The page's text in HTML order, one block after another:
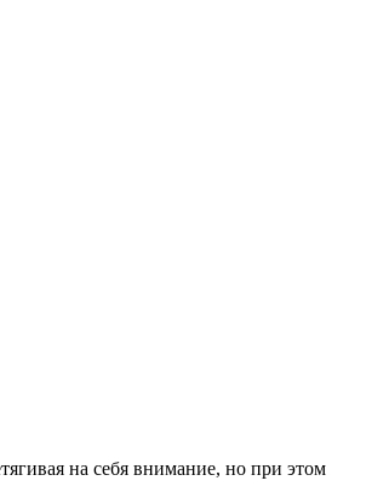
на себя внимание, но при этом